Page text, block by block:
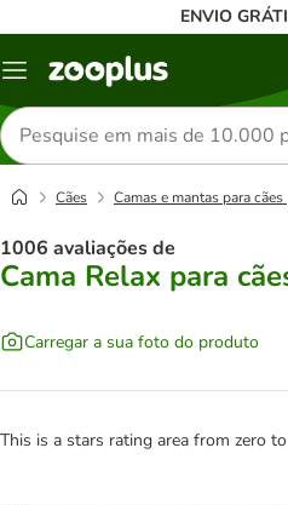
ENVIO
Menu
Pesquisar
produtos
Cães Camas e mantas para cães
1006 avaliações de
Cama Relax para
Carregar a sua foto do produto
This is a stars rating area from zero